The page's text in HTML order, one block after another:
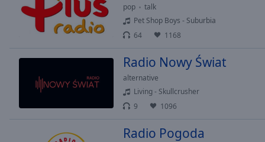
selected
pop
talk
Pet Shop Boys - Suburbia
64
1168
Radio Nowy Świat
alternative
Living - Skullcrusher
9
1096
Radio Pogoda